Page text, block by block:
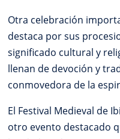
Otra celebración
destaca por sus
significado cultural y
llenan de devoción y
conmovedora de la
El Festival Medieval de
otro evento destacado